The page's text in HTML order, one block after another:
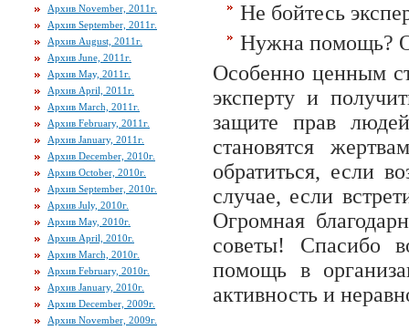
Архив November, 2011г.
Архив September, 2011г.
Архив August, 2011г.
Архив June, 2011г.
Архив May, 2011г.
Архив April, 2011г.
Архив March, 2011г.
Архив February, 2011г.
Архив January, 2011г.
Архив December, 2010г.
Архив October, 2010г.
Архив September, 2010г.
Архив July, 2010г.
Архив May, 2010г.
Архив April, 2010г.
Архив March, 2010г.
Архив February, 2010г.
Архив January, 2010г.
Архив December, 2009г.
Архив November, 2009г.
Не бойтесь
Нужна помощь?
Особенно ценным
эксперту и
защите прав
становятся
обратиться, если
случае, если
Огромная
советы! Спасибо
помощь в
активность и